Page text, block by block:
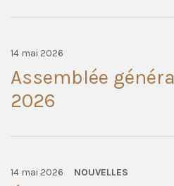
14 mai 2026
Assemblée
2026
14 mai 2026 NOUVELLES